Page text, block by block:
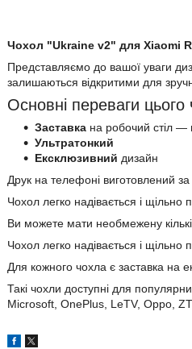
Чохол "Ukraine v2" для Xiaomi
Представляємо до вашої уваги
залишаються відкритими для
Основні переваги цього
Заставка на робочий стіл
Ультратонкий
Ексклюзивний дизайн
Друк на телефоні виготовлений
Чохол легко надівається і щільно
Ви можете мати необмежену
Чохол легко надівається і щільно
Для кожного чохла є заставка на
Такі чохли доступні для
Microsoft, OnePlus, LeTV, Oppo,